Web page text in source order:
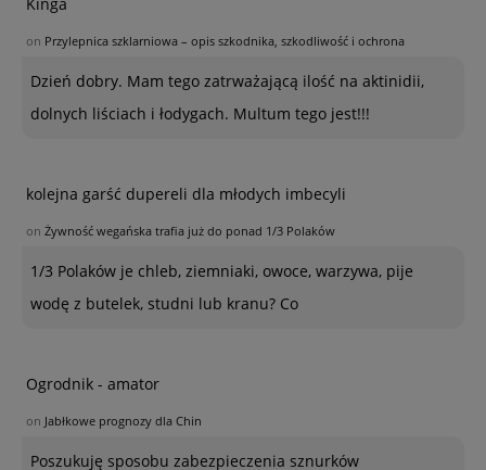
on Przylepnica szklarniowa – opis szkodnika, szkodliwość i ochrona
Dzień dobry. Mam tego zatrważającą ilość na aktinidii,
dolnych liściach i łodygach. Multum tego jest!!!
kolejna garść dupereli dla młodych imbecyli
on Żywność wegańska trafia już do ponad 1/3 Polaków
1/3 Polaków je chleb, ziemniaki, owoce, warzywa, pije
wodę z butelek, studni lub kranu? Co
Ogrodnik - amator
on Jabłkowe prognozy dla Chin
Poszukuję sposobu zabezpieczenia sznurków